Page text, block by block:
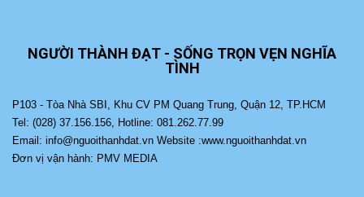
NGƯỜI THÀNH ĐẠT - SỐNG TRỌN VẸN NGHĨA
TÌNH
P103 - Tòa Nhà SBI, Khu CV PM Quang Trung, Quận 12, TP.HCM
Tel: (028) 37.156.156, Hotline: 081.262.77.99
Email: info@nguoithanhdat.vn Website :www.nguoithanhdat.vn
Đơn vị vận hành: PMV MEDIA